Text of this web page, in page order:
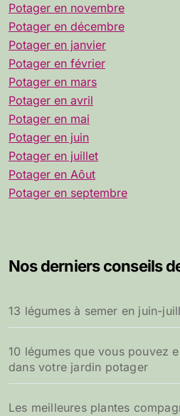
Potager en novembre
Potager en décembre
Potager en janvier
Potager en février
Potager en mars
Potager en avril
Potager en mai
Potager en juin
Potager en juillet
Potager en Aôut
Potager en septembre
Nos derniers conseils
13 légumes à semer en juin-
10 légumes que vous pouvez
dans votre jardin potager
Les meilleures plantes